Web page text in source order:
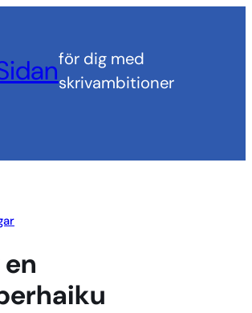
för dig med
skrivambitioner